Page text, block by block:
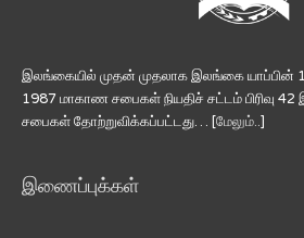
இலங்கையில் முதன் முதலாக இலங்கை யாப்பின்
1987 மாகாண சபைகள் நியதிச் சட்டம் பிரிவு
சபைகள் தோற்றுவிக்கப்பட்டது… [மேலும்..]
இணைப்புக்கள்